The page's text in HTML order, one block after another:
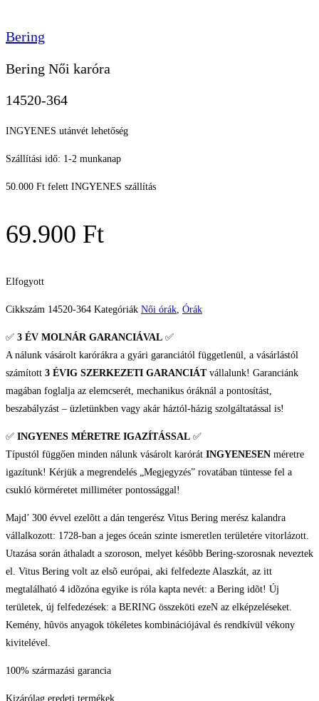
Bering
Bering Női karóra
14520-364
INGYENES utánvét lehetőség
Szállítási idő: 1-2 munkanap
50.000 Ft felett INGYENES szállítás
69.900 Ft
Elfogyott
Cikkszám 14520-364 Kategóriák Női órák, Órák
✅ 3 ÉV MOLNÁR GARANCIÁVAL ✅
A nálunk vásárolt karórákra a gyári garanciától függetlenül, a vásárlástól
számított 3 ÉVIG SZERKEZETI GARANCIÁTvállalunk! Garanciánk
magában foglalja az elemcserét, mechanikus óráknál a pontosítást,
beszabályzást – üzletünkben vagy akár háztól-házig szolgáltatással is!
✅ INGYENES MÉRETRE IGAZÍTÁSSAL ✅
Típustól függően minden nálunk vásárolt karórát INGYENESEN méretre
igazítunk! Kérjük a megrendelés „Megjegyzés” rovatában tüntesse fel a
csukló körméretet milliméter pontossággal!
Majd’ 300 évvel ezelõtt a dán tengerész Vitus Bering merész kalandra
vállalkozott: 1728-ban a jeges óceán szinte ismeretlen területére vitorlázott.
Utazása során áthaladt a szoroson, melyet késõbb Bering-szorosnak neveztek
el. Vitus Bering volt az elsõ európai, aki felfedezte Alaszkát, az itt
megtalálható 4 idõzóna egyike is róla kapta nevét: a Bering idõt! Új
területek, új felfedezések: a BERING összeköti ezeN az elképzeléseket.
Kemény, hûvös anyagok tökéletes kombinációjával és rendkívül vékony
kivitelével.
100% származási garancia
Kizárólag eredeti termékek